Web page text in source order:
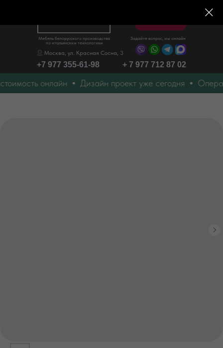
Мебель белорусского производства
по итальянским технологиям
+7 977 355-61-98
Задайте вопрос, мы онлайн
Москва, ул. Красная Сосна, 3
+ 7 977 712 87 02
онлайн Дизайн проект уже сегодня